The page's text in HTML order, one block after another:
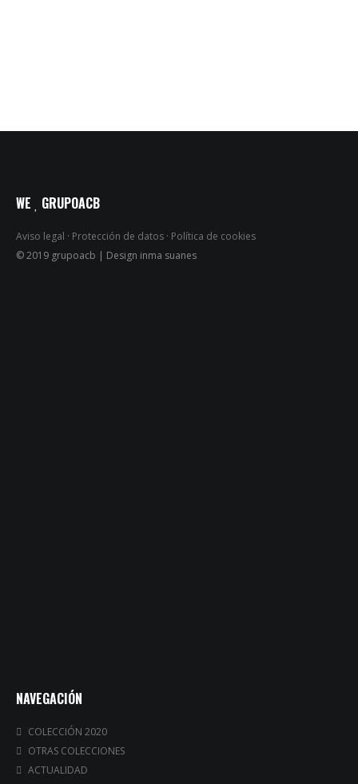
WE GRUPOACB
Aviso legal · Protección de datos · Política de cookies
© 2019 grupoacb | Design inma suanes
NAVEGACIÓN
COLECCIÓN 2020
OTRAS COLECCIONES
ACTUALIDAD